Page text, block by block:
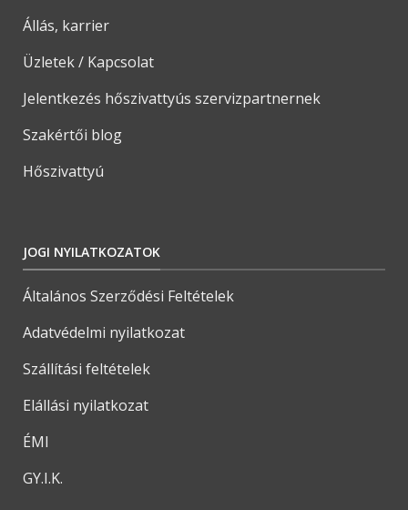
Állás, karrier
Üzletek / Kapcsolat
Jelentkezés hőszivattyús szervizpartnernek
Szakértői blog
Hőszivattyú
JOGI NYILATKOZATOK
Általános Szerződési Feltételek
Adatvédelmi nyilatkozat
Szállítási feltételek
Elállási nyilatkozat
ÉMI
GY.I.K.